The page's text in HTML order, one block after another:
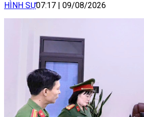
HÌNH SỰ07:17 | 09/08/2026